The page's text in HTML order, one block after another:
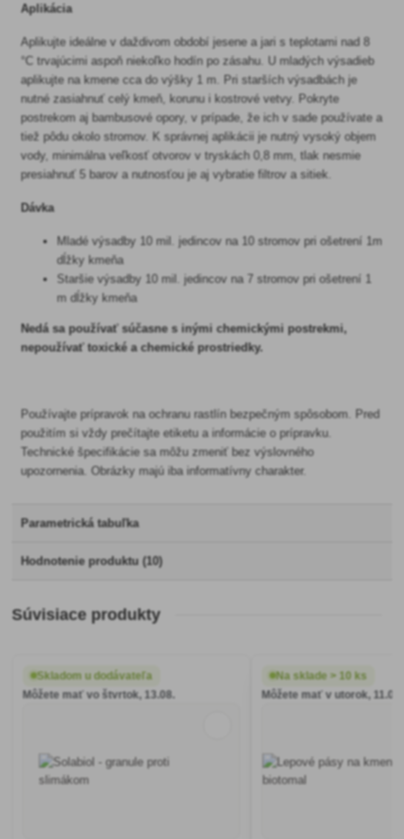
Aplikácia
Aplikujte ideálne v daždivom období jesene a jari s teplotami nad 8
°C trvajúcimi aspoň niekoľko hodín po zásahu. U mladých výsadieb
aplikujte na kmene cca do výšky 1 m. Pri starších výsadbách je
nutné zasiahnuť celý kmeň, korunu i kostrové vetvy. Pokryte
postrekom aj bambusové opory, v prípade, že ich v sade používate a
tiež pôdu okolo stromov. K správnej aplikácii je nutný vysoký objem
vody, minimálna veľkosť otvorov v tryskách 0,8 mm, tlak nesmie
presiahnuť 5 barov a nutnosťou je aj vybratie filtrov a sitiek.
Dávka
Mladé výsadby 10 mil. jedincov na 10 stromov pri ošetrení 1m
dĺžky kmeňa
Staršie výsadby 10 mil. jedincov na 7 stromov pri ošetrení 1
m dĺžky kmeňa
Nedá sa používať súčasne s inými chemickými postrekmi,
nepoužívať toxické a chemické prostriedky.
Používajte prípravok na ochranu rastlín bezpečným spôsobom. Pred
použitím si vždy prečítajte etiketu a informácie o prípravku.
Technické špecifikácie sa môžu zmeniť bez výslovného
upozornenia. Obrázky majú iba informatívny charakter.
Parametrická tabuľka
Hodnotenie produktu (10)
Súvisiace produkty
Skladom u dodávateľa
Môžete mať vo štvrtok, 13.08.
Na sklade > 10 ks
Môžete mať v utorok, 11.08.